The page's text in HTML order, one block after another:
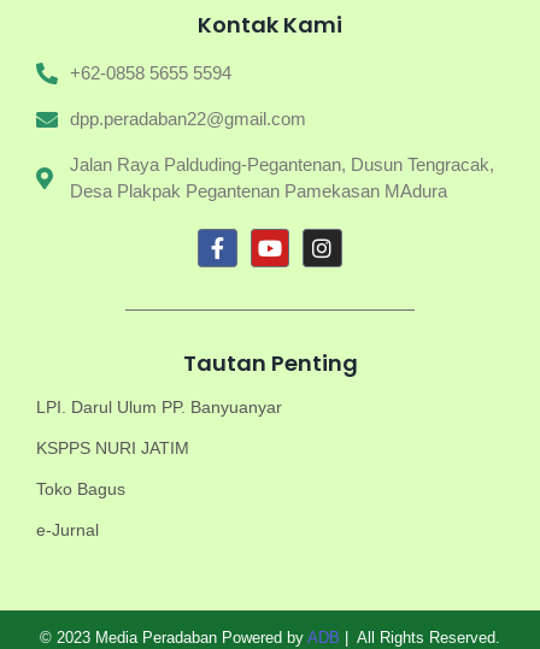
Kontak Kami
+62-0858 5655 5594
dpp.peradaban22@gmail.com
Jalan Raya Palduding-Pegantenan, Dusun Tengracak,
Desa Plakpak Pegantenan Pamekasan MAdura
Tautan Penting
LPI. Darul Ulum PP. Banyuanyar
KSPPS NURI JATIM
Toko Bagus
e-Jurnal
© 2023 Media Peradaban Powered by ADB | All Rights Reserved.